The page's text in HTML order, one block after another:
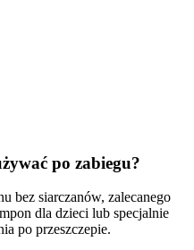
po zabiegu?
bez siarczanów, zalecanego
dla dzieci lub specjalnie
po przeszczepie.